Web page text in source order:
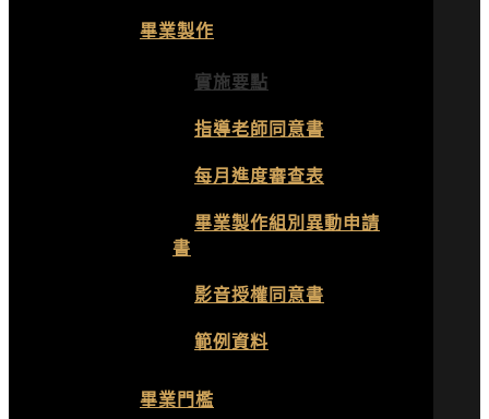
畢業製作
實施要點
指導老師同意書
每月進度審查表
畢業製作組別異動申請
書
影音授權同意書
範例資料
畢業門檻